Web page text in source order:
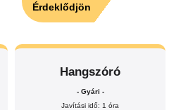
Érdeklődjön
Hangszóró
- Gyári -
Javítási idő: 1 óra